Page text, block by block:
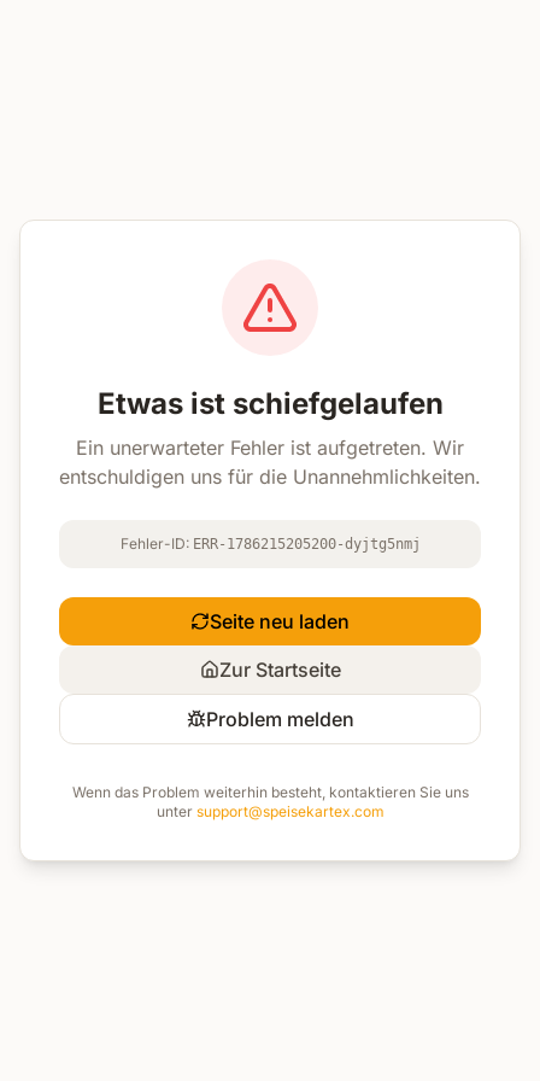
Etwas ist schiefgelaufen
Ein unerwarteter Fehler ist aufgetreten. Wir
entschuldigen uns für die Unannehmlichkeiten.
Fehler-ID: ERR-1786215205200-dyjtg5nmj
Seite neu laden
Zur Startseite
Problem melden
Wenn das Problem weiterhin besteht, kontaktieren Sie uns
unter support@speisekartex.com